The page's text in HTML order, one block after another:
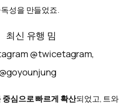
성을 만들었죠.
@twicetagram,
중심으로 빠르게 확산되었고, 트와